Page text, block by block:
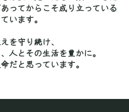
ってからこそ成り立っている
います。
を守り続け、
人とその生活を豊かに。
だと思っています。